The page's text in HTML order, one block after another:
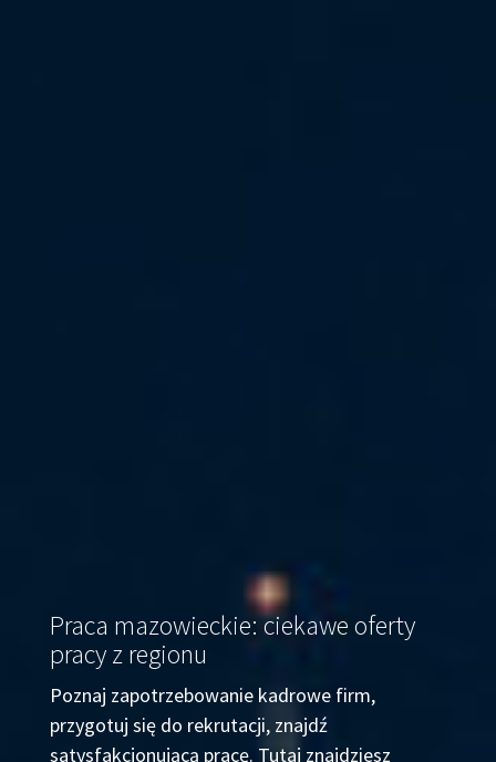
Praca mazowieckie: ciekawe oferty
pracy z regionu
Poznaj zapotrzebowanie kadrowe firm,
przygotuj się do rekrutacji, znajdź
satysfakcjonującą pracę. Tutaj znajdziesz